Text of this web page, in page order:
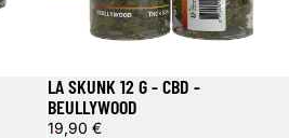
LA SKUNK 12 G - CBD -
BEULLYWOOD
19,90 €